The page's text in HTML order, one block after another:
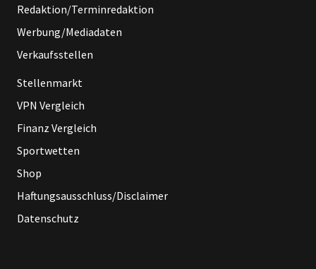
Redaktion/Terminredaktion
Werbung/Mediadaten
Verkaufsstellen
Stellenmarkt
VPN Vergleich
Finanz Vergleich
Sportwetten
Shop
Haftungsausschluss/Disclaimer
Datenschutz